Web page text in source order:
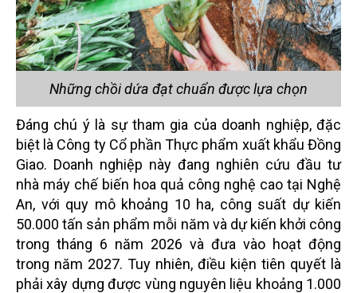
Những chồi dứa đạt chuẩn được lựa chọn
Đáng chú ý là sự tham gia của doanh nghiệp, đặc
biệt là Công ty Cổ phần Thực phẩm xuất khẩu Đồng
Giao. Doanh nghiệp này đang nghiên cứu đầu tư
nhà máy chế biến hoa quả công nghệ cao tại Nghệ
An, với quy mô khoảng 10 ha, công suất dự kiến
50.000 tấn sản phẩm mỗi năm và dự kiến khởi công
trong tháng 6 năm 2026 và đưa vào hoạt động
trong năm 2027. Tuy nhiên, điều kiện tiên quyết là
phải xây dựng được vùng nguyên liệu khoảng 1.000